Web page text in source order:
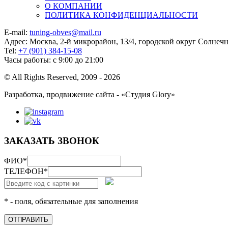
О КОМПАНИИ
ПОЛИТИКА КОНФИДЕНЦИАЛЬНОСТИ
E-mail: tuning-obves@mail.ru
Адрес: Москва, 2-й микрорайон, 13/4, городской округ
Tel: +7 (901) 384-15-08
Часы работы: с 9:00 до 21:00
© All Rights Reserved, 2009 - 2026
Разработка, продвижение сайта - «Студия Glory»
ЗАКАЗАТЬ ЗВОНОК
ФИО*
ТЕЛЕФОН*
* - поля, обязательные для заполнения
ОТПРАВИТЬ